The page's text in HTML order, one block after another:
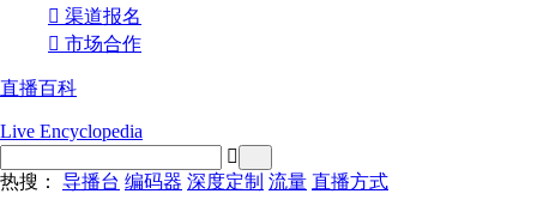
 渠道报名
 市场合作
直播百科
Live Encyclopedia

热搜：
导播台 编码器 深度定制 流量 直播方式